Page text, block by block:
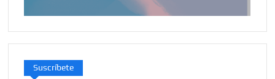
Suscríbete